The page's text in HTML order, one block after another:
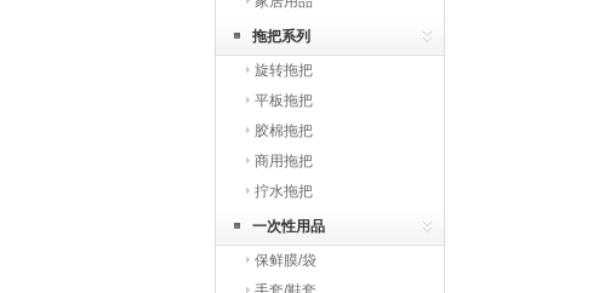
拖把系列
旋转拖把
平板拖把
胶棉拖把
商用拖把
拧水拖把
一次性用品
保鲜膜/袋